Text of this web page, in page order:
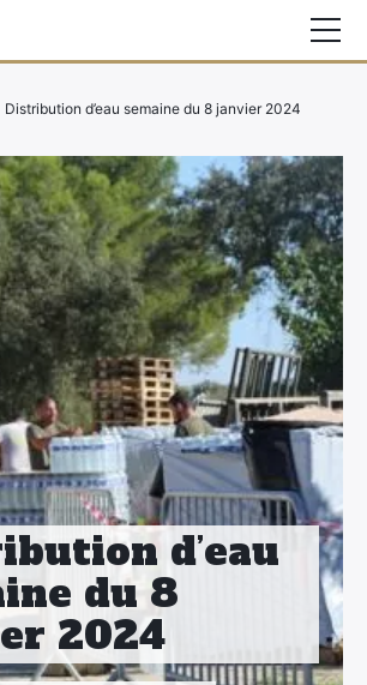
d’eau
du 8
2024
Distribution d’eau semaine du 8 janvier 2024
×